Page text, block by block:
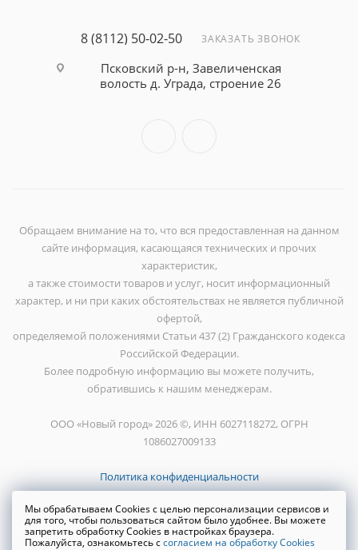
8 (8112) 50-02-50 ЗАКАЗАТЬ ЗВОНОК
Псковский р-н, Завеличенская
волость д. Уграда, строение 26
Обращаем внимание на то, что вся предоставленная на данном
сайте информация, касающаяся технических и прочих
характеристик,
а также стоимости товаров и услуг, носит информационный
характер, и ни при каких обстоятельствах не является публичной
офертой,
определяемой положениями Статьи 437 (2) Гражданского кодекса
Российской Федерации.
Более подробную информацию вы можете получить,
обратившись к нашим менеджерам.
ООО «Новый город» 2026 ©, ИНН 6027118272, ОГРН
1086027009133
Политика конфиденциальности
Создание сайта WRP
Мы обрабатываем Cookies с целью персонализации сервисов и
для того, чтобы пользоваться сайтом было удобнее. Вы можете
запретить обработку Cookies в настройках браузера.
Пожалуйста, ознакомьтесь ссогласием на обработку Cookies